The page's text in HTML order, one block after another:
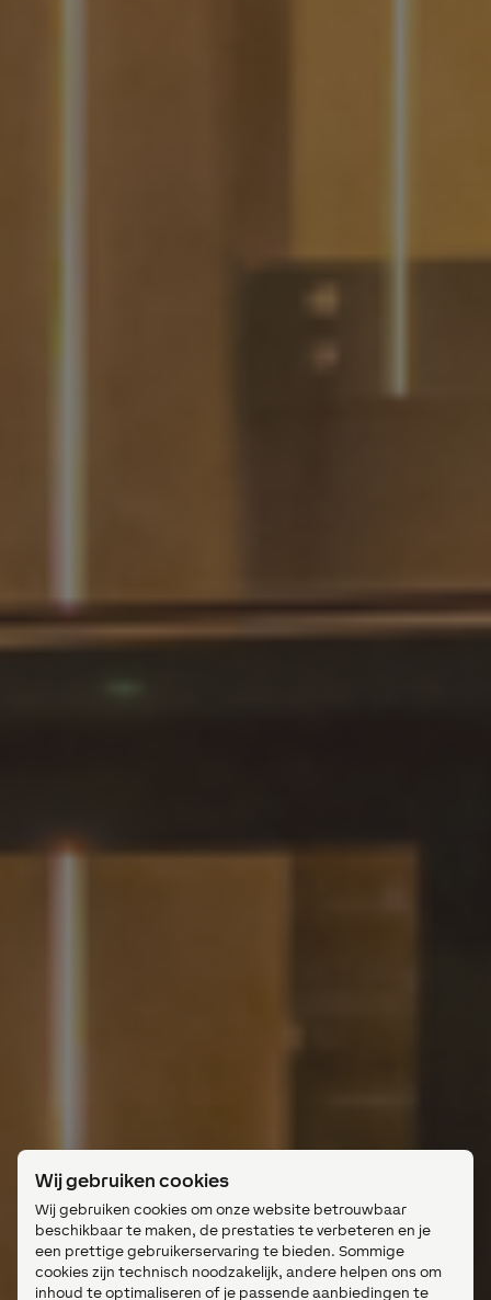
Wij gebruiken cookies
Wij gebruiken cookies om onze website betrouwbaar
beschikbaar te maken, de prestaties te verbeteren en je
een prettige gebruikerservaring te bieden. Sommige
cookies zijn technisch noodzakelijk, andere helpen ons om
inhoud te optimaliseren of je passende aanbiedingen te